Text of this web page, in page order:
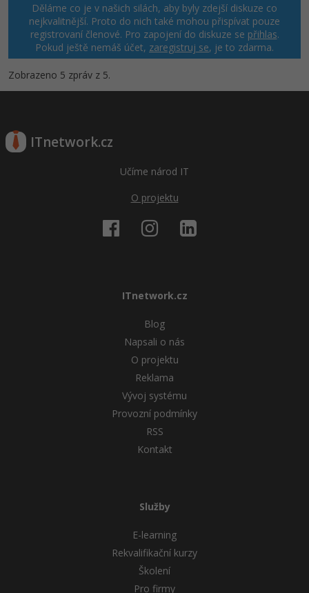
Děláme co je v našich silách, aby byly zdejší diskuze co
nejkvalitnější. Proto do nich také mohou přispívat pouze
registrovaní členové. Pro zapojení do diskuze se přihlas.
Pokud ještě nemáš účet, zaregistruj se, je to zdarma.
Zobrazeno 5 zpráv z 5.
ITnetwork.cz
Učíme národ IT
O projektu
ITnetwork.cz
Blog
Napsali o nás
O projektu
Reklama
Vývoj systému
Provozní podmínky
RSS
Kontakt
Služby
E-learning
Rekvalifikační kurzy
Školení
Pro firmy